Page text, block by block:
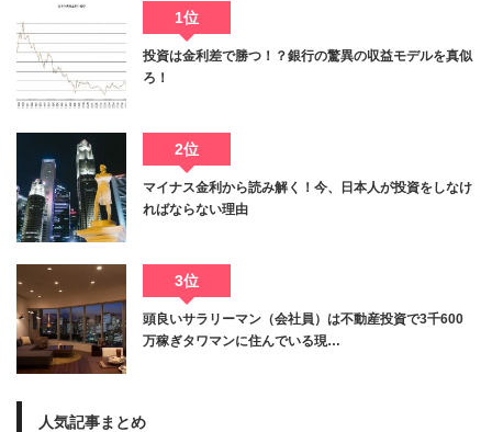
1位
投資は金利差で勝つ！？銀行の驚異の収益モデルを真似
ろ！
2位
マイナス金利から読み解く！今、日本人が投資をしなけ
ればならない理由
3位
頭良いサラリーマン（会社員）は不動産投資で3千600
万稼ぎタワマンに住んでいる現…
人気記事まとめ